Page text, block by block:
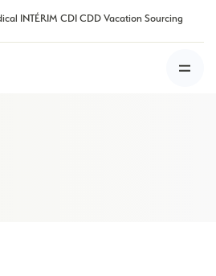
INTÉRIM CDI CDD Vacation Sourcing